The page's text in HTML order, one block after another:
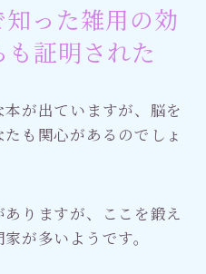
った雑用の効
証明された
が出ていますが、脳を
も関心があるのでしょ
りますが、ここを鍛え
が多いようです。